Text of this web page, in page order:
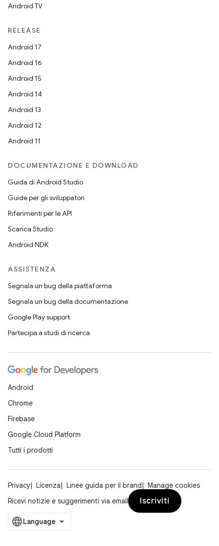
Android TV
RELEASE
Android 17
Android 16
Android 15
Android 14
Android 13
Android 12
Android 11
DOCUMENTAZIONE E DOWNLOAD
Guida di Android Studio
Guide per gli sviluppatori
Riferimenti per le API
Scarica Studio
Android NDK
ASSISTENZA
Segnala un bug della piattaforma
Segnala un bug della documentazione
Google Play support
Partecipa a studi di ricerca
Android
Chrome
Firebase
Google Cloud Platform
Tutti i prodotti
Privacy Licenza Linee guida per il brand
Manage cookies
Ricevi notizie e suggerimenti via email
Iscriviti